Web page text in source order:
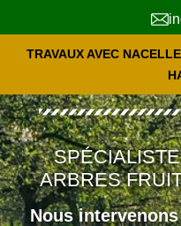
TRAVAUX AVEC
ARBRES
Nous